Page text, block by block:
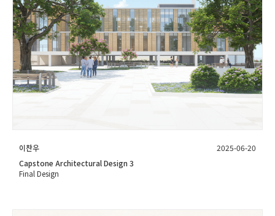
이찬우
2025-06-20
Capstone Architectural Design 3
Final Design